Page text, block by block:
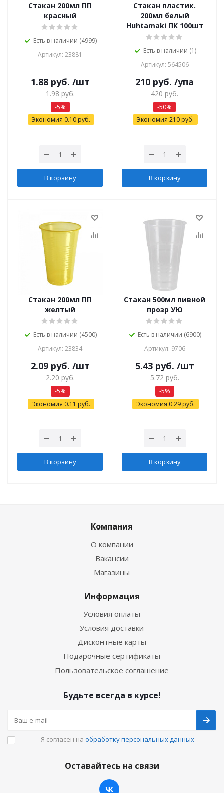
Стакан 200мл ПП
красный
Есть в наличии (4999)
Артикул: 23881
1.88руб. /шт
1.98руб.
-5%
Экономия 0.10руб.
В корзину
Стакан пластик.
200мл белый
Huhtamaki ПК 100шт
Есть в наличии (1)
Артикул: 564506
210 руб. /упа
420руб.
-50%
Экономия 210 руб.
В корзину
Стакан 200мл ПП
желтый
Есть в наличии (4500)
Артикул: 23834
2.09руб. /шт
2.20руб.
-5%
Экономия 0.11 руб.
В корзину
Стакан 500мл пивной
прозр УЮ
Есть в наличии (6900)
Артикул: 9706
5.43руб. /шт
5.72руб.
-5%
Экономия 0.29руб.
В корзину
Компания
О компании
Вакансии
Магазины
Информация
Условия оплаты
Условия доставки
Дисконтные карты
Подарочные сертификаты
Пользовательское соглашение
Будьте всегда в курсе!
Я согласен на обработку персональных данных
Оставайтесь на связи